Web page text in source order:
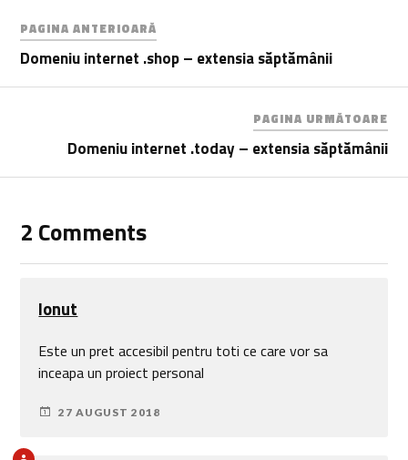
PAGINA ANTERIOARĂ
Domeniu internet .shop – extensia săptămânii
PAGINA URMĂTOARE
Domeniu internet .today – extensia săptămânii
2 Comments
Ionut
Este un pret accesibil pentru toti ce care vor sa
inceapa un proiect personal
27 AUGUST 2018